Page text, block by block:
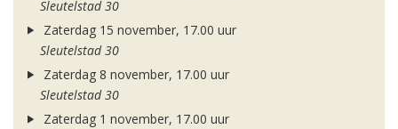
Sleutelstad 30
Zaterdag 15 november, 17.00 uur
Sleutelstad 30
Zaterdag 8 november, 17.00 uur
Sleutelstad 30
Zaterdag 1 november, 17.00 uur